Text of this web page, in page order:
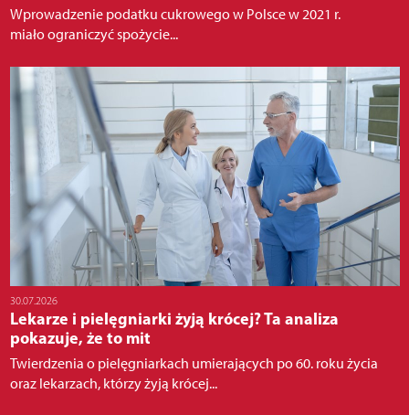
Wprowadzenie podatku cukrowego w Polsce w 2021 r.
miało ograniczyć spożycie...
30.07.2026
Lekarze i pielęgniarki żyją krócej? Ta analiza
pokazuje, że to mit
Twierdzenia o pielęgniarkach umierających po 60. roku życia
oraz lekarzach, którzy żyją krócej...